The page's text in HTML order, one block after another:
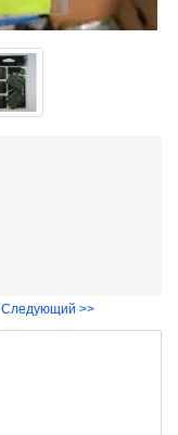
Следующий >>